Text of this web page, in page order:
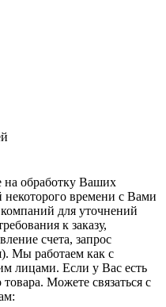
на обработку Ваших
времени с Вами
для уточнений
к заказу,
счета, запрос
Мы работаем как с
лицами. Если у Вас есть
Можете связаться с